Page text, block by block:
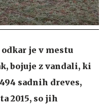
je v mestu
bojuje z vandali, ki
sadnih dreves,
2015, so jih